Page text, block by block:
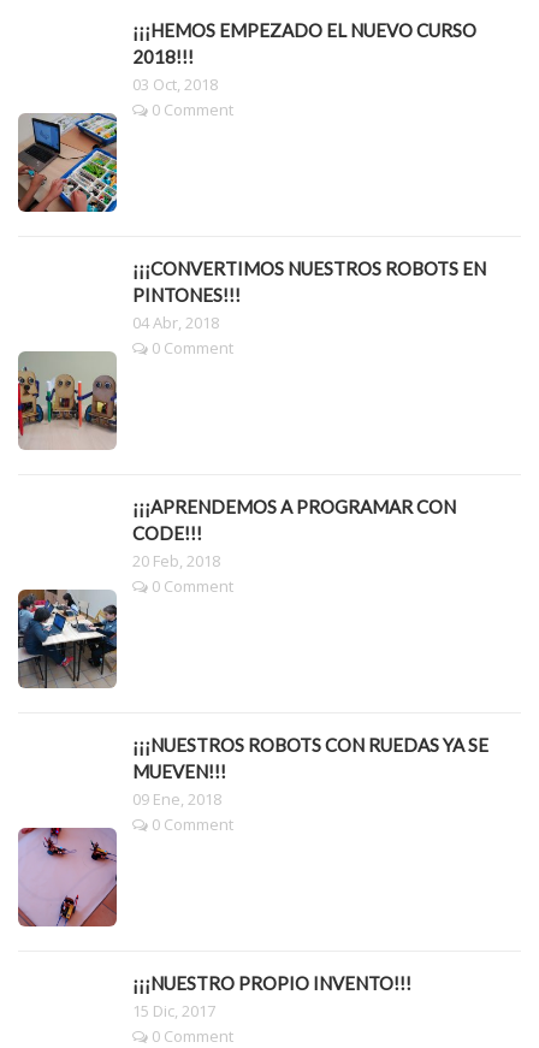
¡¡¡HEMOS EMPEZADO EL NUEVO CURSO
2018!!!
03 Oct, 2018
0 Comment
¡¡¡CONVERTIMOS NUESTROS ROBOTS EN
PINTONES!!!
04 Abr, 2018
0 Comment
¡¡¡APRENDEMOS A PROGRAMAR CON
CODE!!!
20 Feb, 2018
0 Comment
¡¡¡NUESTROS ROBOTS CON RUEDAS YA SE
MUEVEN!!!
09 Ene, 2018
0 Comment
¡¡¡NUESTRO PROPIO INVENTO!!!
15 Dic, 2017
0 Comment